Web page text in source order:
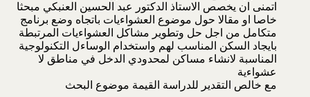
اتمنى ان يخصص الاستاذ الدكتور عبد الحسين العنبكي مبحثا
خاصا او مقالا حول موضوع العشواءيات باتجاه وضع برنامج
متكامل من اجل حل وتطوير مشاكل العشواءيات المرتبطة
بايجاد السكن المناسب لهم واستخدام الوساءل التكنولوجية
المناسبة لانشاء مساكن لمحدودي الدخل في مناطق لا
عشواءية
مع خالص التقدير للدراسة القيمة موضوع البحث